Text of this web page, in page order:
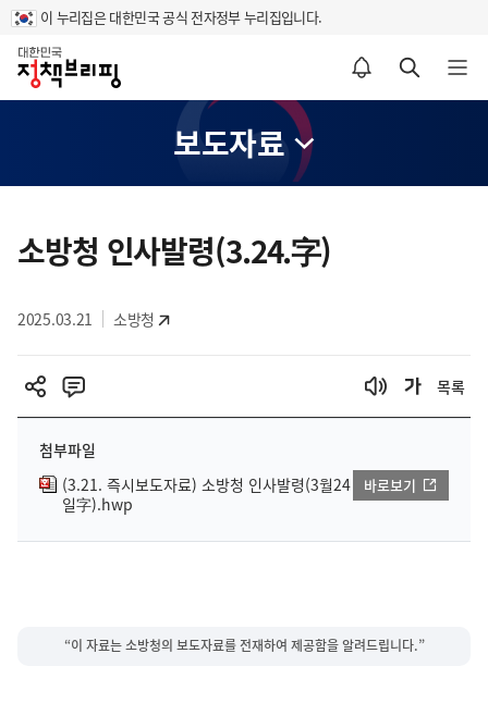
이 누리집은 대한민국 공식 전자정부 누리집입니다.
홈
알림설정 바로가기 검색 바로가기 메뉴 열기
보도자료
츠
역
소방청 인사발령(3.24.字)
2025.03.21 소방청
목록
첨부파일
(3.21. 즉시보도자료) 소방청 인사발령(3월24
일字).hwp
바로보기
“이 자료는 소방청의 보도자료를 전재하여 제공함을 알려드립니다.”